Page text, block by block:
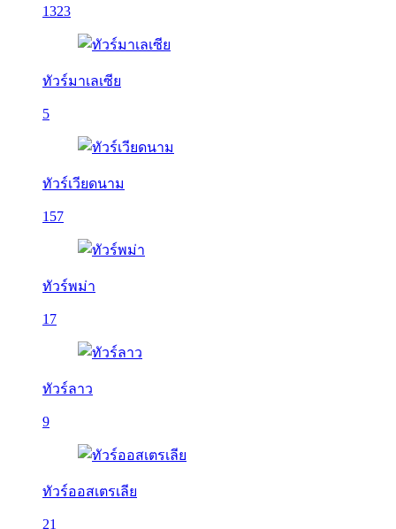
1323
ทัวร์มาเลเซีย
5
ทัวร์เวียดนาม
157
ทัวร์พม่า
17
ทัวร์ลาว
9
ทัวร์ออสเตรเลีย
21